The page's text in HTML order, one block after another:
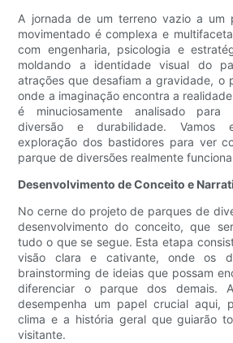
A jornada de um terreno vazio a um
movimentado é complexa e
com engenharia, psicologia e
moldando a identidade visual do
atrações que desafiam a gravidade, o
onde a imaginação encontra a
é minuciosamente analisado para
diversão e durabilidade. Vamos
exploração dos bastidores para ver
parque de diversões realmente
Desenvolvimento de Conceito e
No cerne do projeto de parques de
desenvolvimento do conceito, que
tudo o que se segue. Esta etapa
visão clara e cativante, onde os
brainstorming de ideias que possam
diferenciar o parque dos demais.
desempenha um papel crucial aqui,
clima e a história geral que guiarão
visitante.